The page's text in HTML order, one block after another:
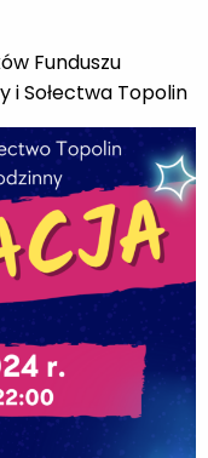
Funduszu
i Sołectwa Topolin